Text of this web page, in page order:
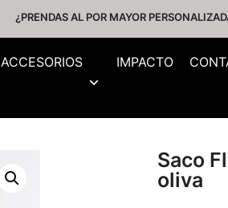
¿PRENDAS AL POR MAYOR
ACCESORIOS IMPACTO
Saco
oliva